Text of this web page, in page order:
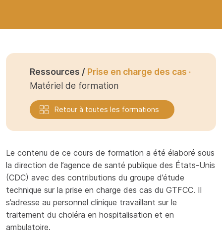
Ressources / Prise en charge des cas ·
Matériel de formation
Retour à toutes les formations
Le contenu de ce cours de formation a été élaboré sous
la direction de l’agence de santé publique des États-Unis
(CDC) avec des contributions du groupe d’étude
technique sur la prise en charge des cas du GTFCC. Il
s’adresse au personnel clinique travaillant sur le
traitement du choléra en hospitalisation et en
ambulatoire.